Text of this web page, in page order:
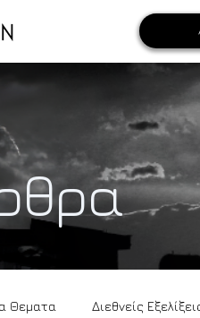
Θεματα Διεθνείς